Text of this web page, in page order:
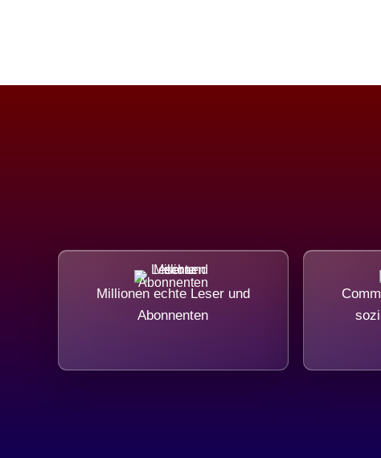
Millionen echte Leser und
Abonnenten